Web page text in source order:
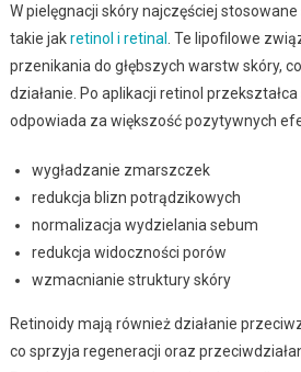
W pielęgnacji skóry najczęściej
takie jakretinol i retinal
. Te lipofilowe
przenikania do głębszych warstw skóry,
działanie. Po aplikacji retinol
odpowiada za większość pozytywnych
wygładzanie zmarszczek
redukcja blizn potrądzikowych
normalizacja wydzielania sebum
redukcja widoczności porów
wzmacnianie struktury skóry
Retinoidy mają również działanie
co sprzyja regeneracji oraz